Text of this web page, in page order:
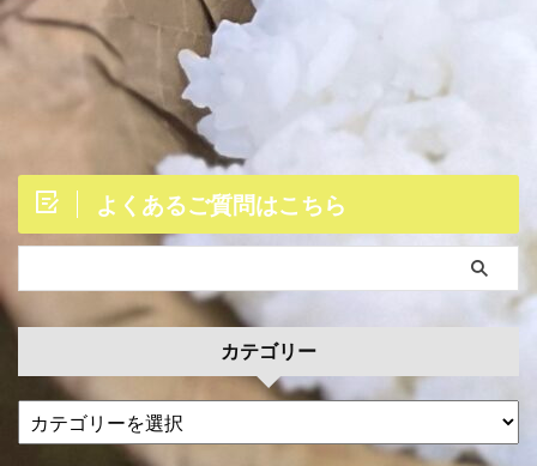
よくあるご質問はこちら
カテゴリー